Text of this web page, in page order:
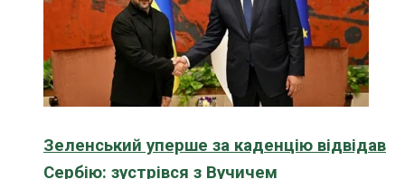
Зеленський уперше за каденцію відвідав
Сербію: зустрівся з Вучичем